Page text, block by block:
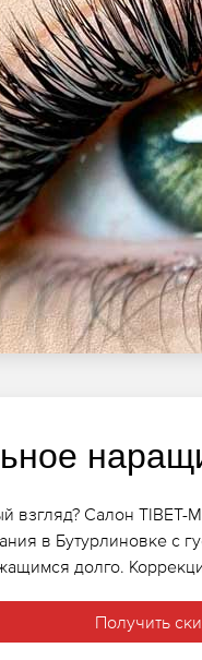
взгляд? Салон TIBET-
в Бутурлиновке с
долго.
Получить